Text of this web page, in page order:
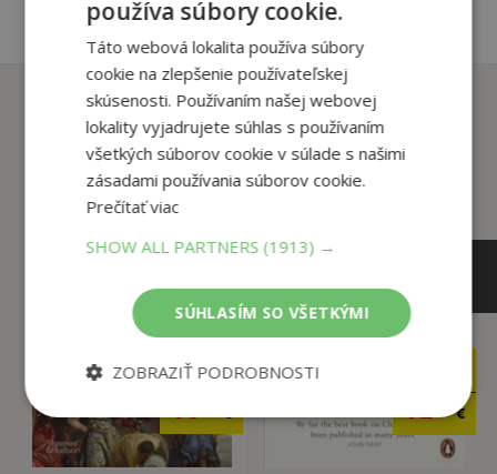
Zákazníci, ktorí si kúpili
tento titul si tiež kúpili
17,50€
12 €
používa súbory cookie.
Táto webová lokalita používa súbory
cookie na zlepšenie používateľskej
skúsenosti. Používaním našej webovej
lokality vyjadrujete súhlas s používaním
všetkých súborov cookie v súlade s našimi
zásadami používania súborov cookie.
Prečítať viac
SHOW ALL PARTNERS (1913) →
SÚHLASÍM SO VŠETKÝMI
ZOBRAZIŤ PODROBNOSTI